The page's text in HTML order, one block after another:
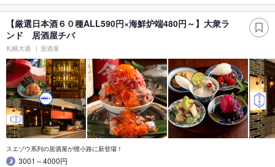
【厳選日本酒６０種ALL590円×海鮮炉端480円～】大衆ラ
ンド 居酒屋チバ
札幌大通 居酒屋
スエゾウ系列の居酒屋が狸小路に新登場！
3001～4000円